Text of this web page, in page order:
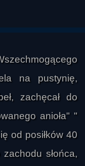
na pustynię,
zachęcał do
anioła" "
od posiłków 40
słońca,